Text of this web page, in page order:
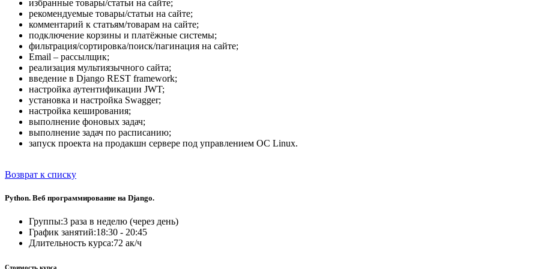
избранные товары/статьи на сайте;
рекомендуемые товары/статьи на сайте;
комментарий к статьям/товарам на сайте;
подключение корзины и платёжные системы;
фильтрация/сортировка/поиск/пагинация на сайте;
Email – рассылщик;
реализация мультиязычного сайта;
введение в Django REST framework;
настройка аутентификации JWT;
установка и настройка Swagger;
настройка кеширования;
выполнение фоновых задач;
выполнение задач по расписанию;
запуск проекта на продакшн сервере под управлением ОС Linux.
Возврат к списку
Python. Веб программирование на Django.
Группы:3 раза в неделю (через день)
График занятий:18:30 - 20:45
Длительность курса:72 ак/ч
Стоимость курса